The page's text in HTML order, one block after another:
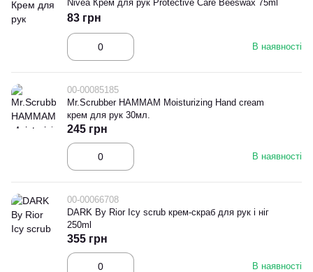
Nivea Крем для рук Protective Care Beeswax 75ml
В наявності
83 грн
00-00085185
Mr.Scrubber HAMMAM Moisturizing Hand cream
крем для рук 30мл.
В наявності
245 грн
00-00066708
DARK By Rior Ісу scrub крем-скраб для рук і ніг
250ml
В наявності
355 грн